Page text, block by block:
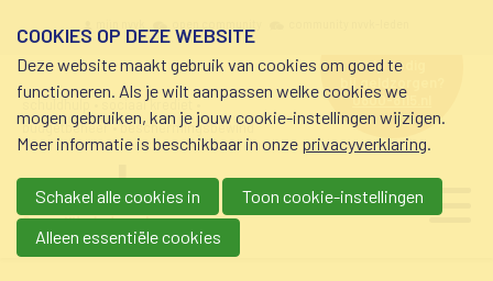
schuldhulp • sociaal krediet •
budgetbeheer • beschermingsbewind
hulp nodig
bij geldzorgen?
0800-8115.nl
Main navigation
COOKIES OP DEZE WEBSITE
Deze website maakt gebruik van cookies om goed te
functioneren. Als je wilt aanpassen welke cookies we
mogen gebruiken, kan je jouw cookie-instellingen wijzigen.
Meer informatie is beschikbaar in onze privacyverklaring.
Schakel alle cookies in
Toon cookie-instellingen
Alleen essentiële cookies